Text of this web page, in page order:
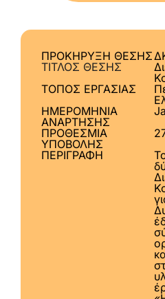
ΠΡΟΚΗΡΥΞΗ ΘΕΣΗΣ
ΤΙΤΛΟΣ ΘΕΣΗΣ
ΤΟΠΟΣ ΕΡΓΑΣΙΑΣ
ΗΜΕΡΟΜΗΝΙΑ
ΑΝΑΡΤΗΣΗΣ
ΠΡΟΘΕΣΜΙΑ
ΥΠΟΒΟΛΗΣ
ΠΕΡΙΓΡΑΦΗ